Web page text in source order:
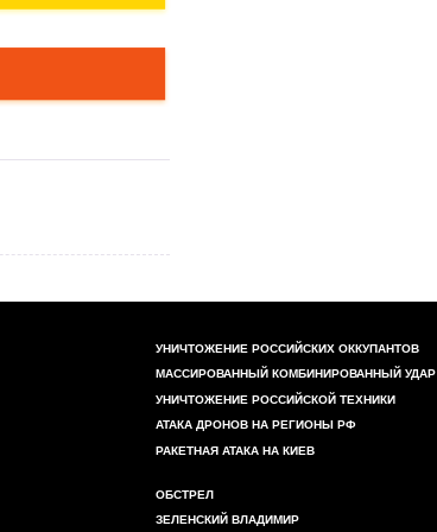
УНИЧТОЖЕНИЕ РОССИЙСКИХ ОККУПАНТОВ
МАССИРОВАННЫЙ КОМБИНИРОВАННЫЙ УДАР
УНИЧТОЖЕНИЕ РОССИЙСКОЙ ТЕХНИКИ
АТАКА ДРОНОВ НА РЕГИОНЫ РФ
РАКЕТНАЯ АТАКА НА КИЕВ
ОБСТРЕЛ
ЗЕЛЕНСКИЙ ВЛАДИМИР